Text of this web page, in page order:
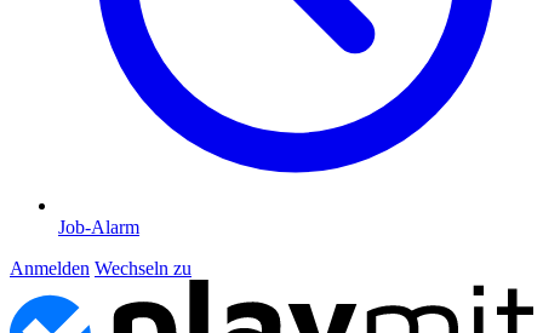
Job-Alarm
Anmelden Wechseln zu